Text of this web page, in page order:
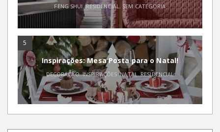
FENG SHUI,RESIDENCIAL ,SEM CATEGORIA
5
Inspirações: Mesa Posta para o Natal!
DECORAÇÃO,INSPIRAÇÕES ,NATAL,RESIDENCIAL